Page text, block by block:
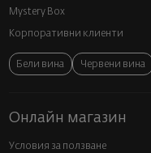
Mystery Box
Корпоративни клиенти
Бели вина Червени вина
Онлайн магазин
Условия за ползване